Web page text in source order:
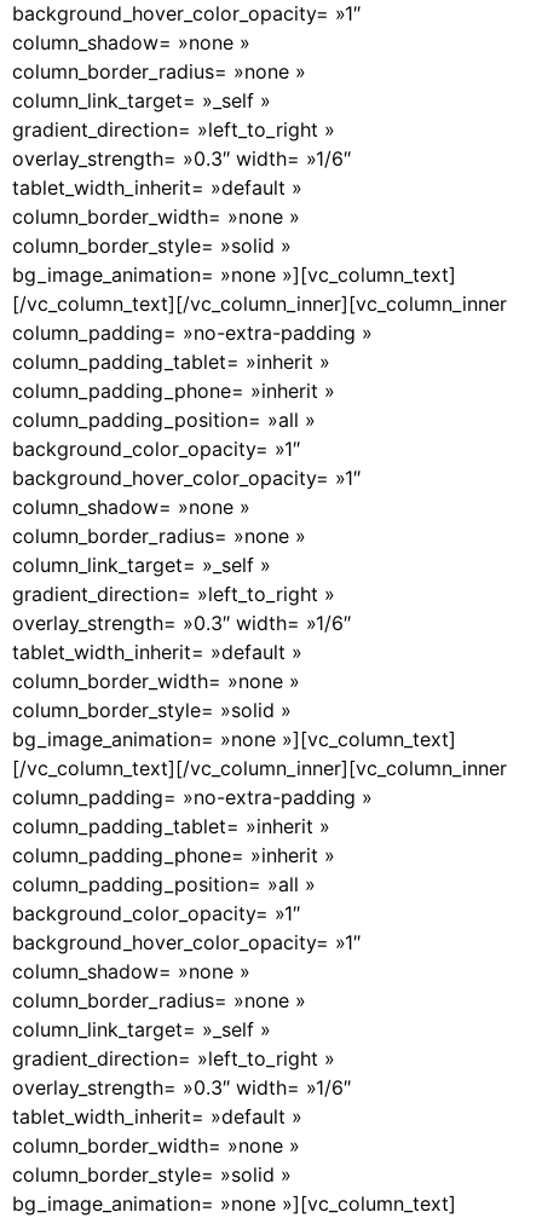
background_hover_color_opacity= »1″
column_shadow= »none »
column_border_radius= »none »
column_link_target= »_self »
gradient_direction= »left_to_right »
overlay_strength= »0.3″ width= »1/6″
tablet_width_inherit= »default »
column_border_width= »none »
column_border_style= »solid »
bg_image_animation= »none »][vc_column_text]
[/vc_column_text][/vc_column_inner][vc_column_inner
column_padding= »no-extra-padding »
column_padding_tablet= »inherit »
column_padding_phone= »inherit »
column_padding_position= »all »
background_color_opacity= »1″
background_hover_color_opacity= »1″
column_shadow= »none »
column_border_radius= »none »
column_link_target= »_self »
gradient_direction= »left_to_right »
overlay_strength= »0.3″ width= »1/6″
tablet_width_inherit= »default »
column_border_width= »none »
column_border_style= »solid »
bg_image_animation= »none »][vc_column_text]
[/vc_column_text][/vc_column_inner][vc_column_inner
column_padding= »no-extra-padding »
column_padding_tablet= »inherit »
column_padding_phone= »inherit »
column_padding_position= »all »
background_color_opacity= »1″
background_hover_color_opacity= »1″
column_shadow= »none »
column_border_radius= »none »
column_link_target= »_self »
gradient_direction= »left_to_right »
overlay_strength= »0.3″ width= »1/6″
tablet_width_inherit= »default »
column_border_width= »none »
column_border_style= »solid »
bg_image_animation= »none »][vc_column_text]